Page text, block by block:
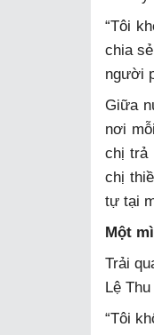
“Tôi
chia
người
Giữa
nơi
chị trả
chị
tự tại
Một
Trải
Lệ
“Tôi